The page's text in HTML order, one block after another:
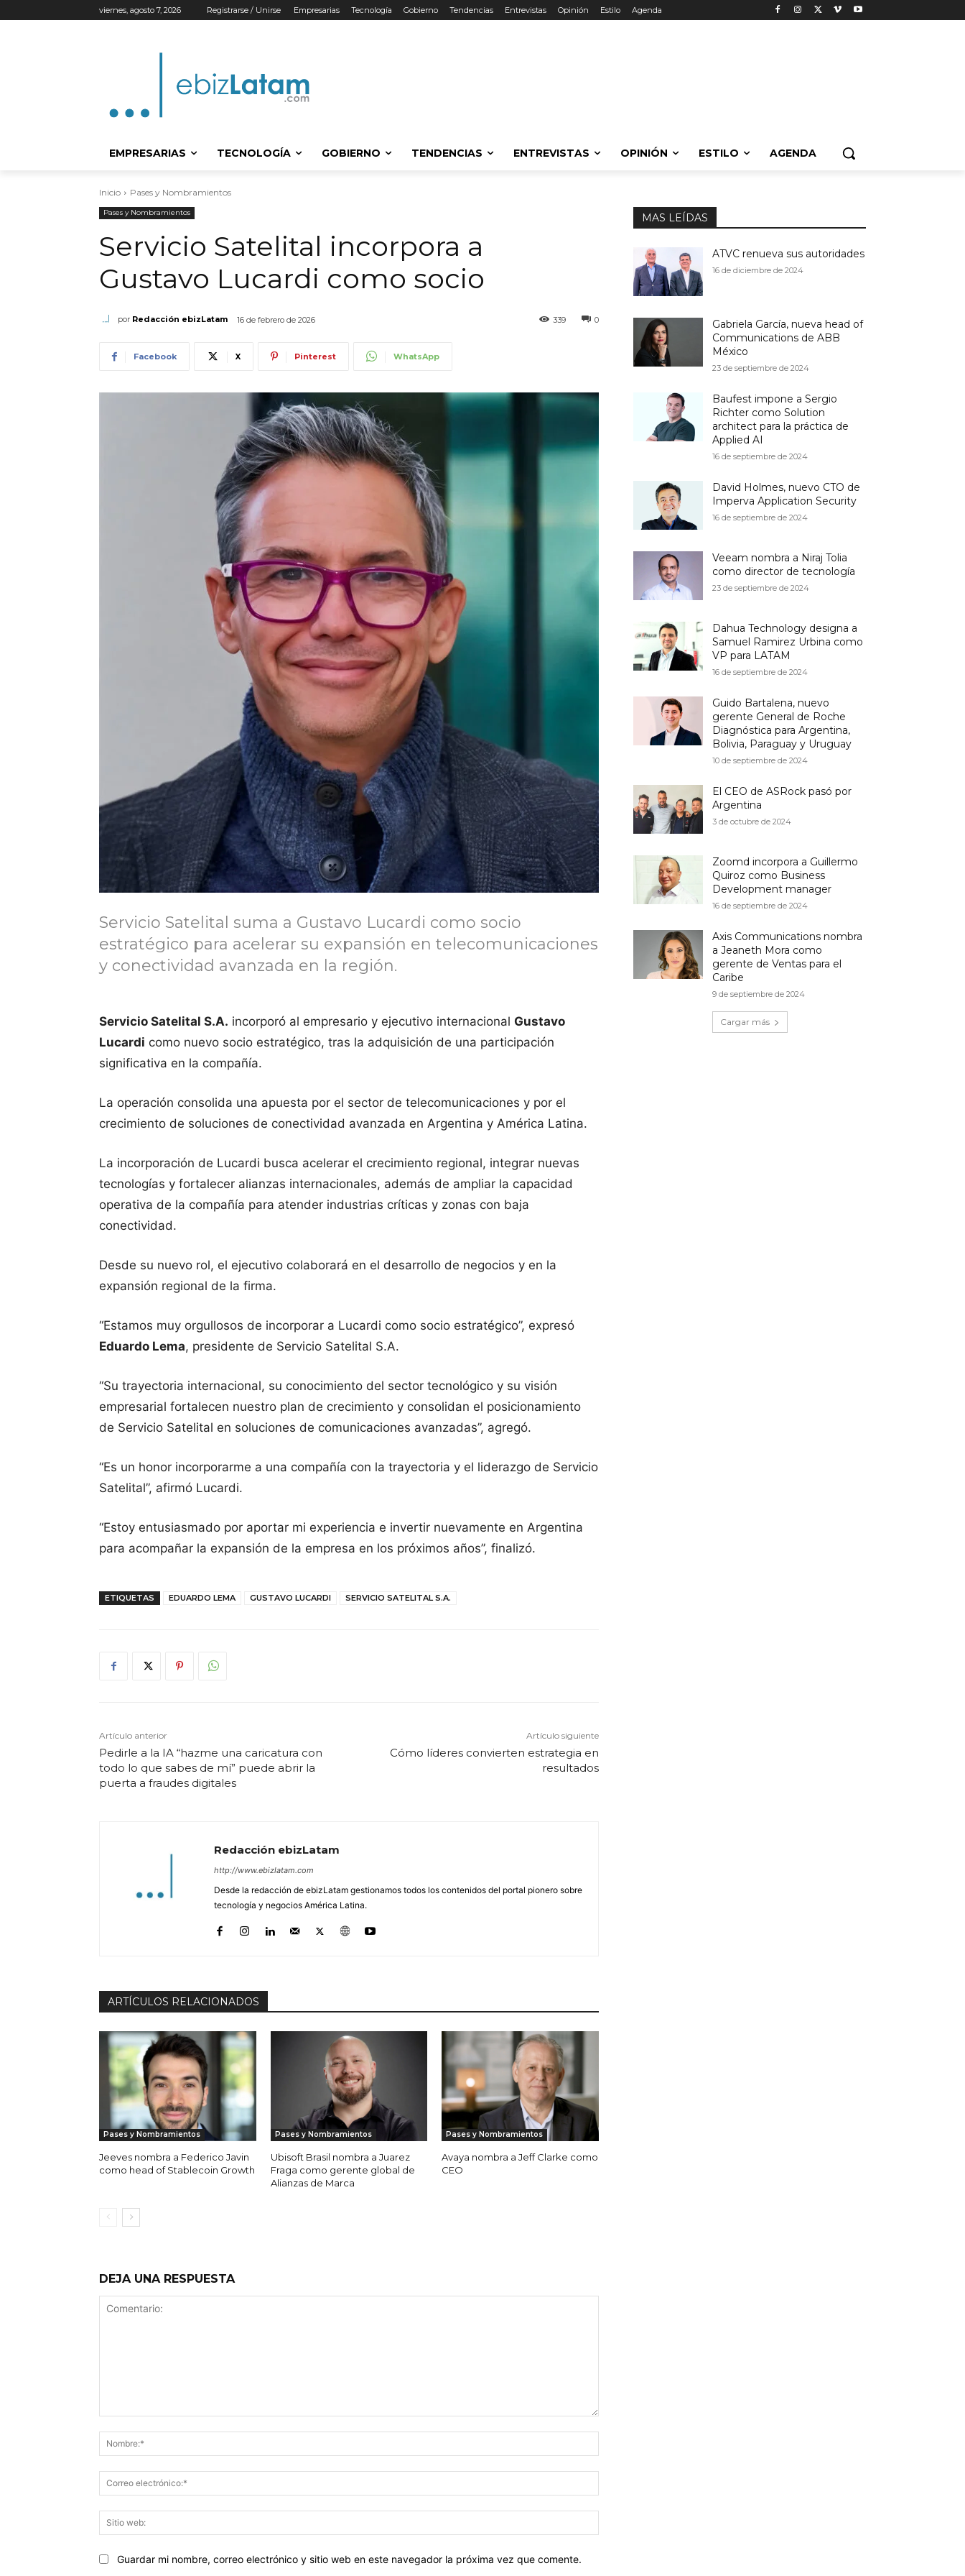
viernes, agosto 7, 2026 Registrarse / Unirse Empresarias Tecnología Gobierno Tendencias Entrevistas Opinión Estilo Agenda
EMPRESARIAS TECNOLOGÍA GOBIERNO TENDENCIAS ENTREVISTAS OPINIÓN ESTILO AGENDA
Inicio Pases y Nombramientos
Pases y Nombramientos
Servicio Satelital incorpora a
Gustavo Lucardi como socio
por Redacción ebizLatam 16 de febrero de 2026 0
339
Facebook X Pinterest WhatsApp
Servicio Satelital suma a Gustavo Lucardi como socio
estratégico para acelerar su expansión en telecomunicaciones
y conectividad avanzada en la región.
Servicio Satelital S.A. incorporó al empresario y ejecutivo internacional Gustavo
Lucardi como nuevo socio estratégico, tras la adquisición de una participación
significativa en la compañía.
La operación consolida una apuesta por el sector de telecomunicaciones y por el
crecimiento de soluciones de conectividad avanzada en Argentina y América Latina.
La incorporación de Lucardi busca acelerar el crecimiento regional, integrar nuevas
tecnologías y fortalecer alianzas internacionales, además de ampliar la capacidad
operativa de la compañía para atender industrias críticas y zonas con baja
conectividad.
Desde su nuevo rol, el ejecutivo colaborará en el desarrollo de negocios y en la
expansión regional de la firma.
“Estamos muy orgullosos de incorporar a Lucardi como socio estratégico”, expresó
Eduardo Lema, presidente de Servicio Satelital S.A.
“Su trayectoria internacional, su conocimiento del sector tecnológico y su visión
empresarial fortalecen nuestro plan de crecimiento y consolidan el posicionamiento
de Servicio Satelital en soluciones de comunicaciones avanzadas”, agregó.
“Es un honor incorporarme a una compañía con la trayectoria y el liderazgo de Servicio
Satelital”, afirmó Lucardi.
“Estoy entusiasmado por aportar mi experiencia e invertir nuevamente en Argentina
para acompañar la expansión de la empresa en los próximos años”, finalizó.
ETIQUETAS EDUARDO LEMA GUSTAVO LUCARDI SERVICIO SATELITAL S.A.
Artículo anterior
Pedirle a la IA “hazme una caricatura con
todo lo que sabes de mí” puede abrir la
puerta a fraudes digitales
Artículo siguiente
Cómo líderes convierten estrategia en
resultados
Redacción ebizLatam
http://www.ebizlatam.com
Desde la redacción de ebizLatam gestionamos todos los contenidos del portal pionero sobre
tecnología y negocios América Latina.
ARTÍCULOS RELACIONADOS
Pases y Nombramientos
Jeeves nombra a Federico Javin
como head of Stablecoin Growth
Pases y Nombramientos
Ubisoft Brasil nombra a Juarez
Fraga como gerente global de
Alianzas de Marca
Pases y Nombramientos
Avaya nombra a Jeff Clarke como
CEO
DEJA UNA RESPUESTA
electrónico:*
web:
Guardar mi nombre, correo electrónico y sitio web en este navegador la próxima vez que comente.
MAS LEÍDAS
ATVC renueva sus autoridades
16 de diciembre de 2024
Gabriela García, nueva head of
Communications de ABB
México
23 de septiembre de 2024
Baufest impone a Sergio
Richter como Solution
architect para la práctica de
Applied AI
16 de septiembre de 2024
David Holmes, nuevo CTO de
Imperva Application Security
16 de septiembre de 2024
Veeam nombra a Niraj Tolia
como director de tecnología
23 de septiembre de 2024
Dahua Technology designa a
Samuel Ramirez Urbina como
VP para LATAM
16 de septiembre de 2024
Guido Bartalena, nuevo
gerente General de Roche
Diagnóstica para Argentina,
Bolivia, Paraguay y Uruguay
10 de septiembre de 2024
El CEO de ASRock pasó por
Argentina
3 de octubre de 2024
Zoomd incorpora a Guillermo
Quiroz como Business
Development manager
16 de septiembre de 2024
Axis Communications nombra
a Jeaneth Mora como
gerente de Ventas para el
Caribe
9 de septiembre de 2024
Cargar más